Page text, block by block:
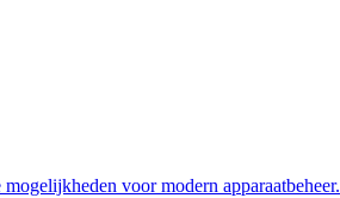
voor modern apparaatbeheer.